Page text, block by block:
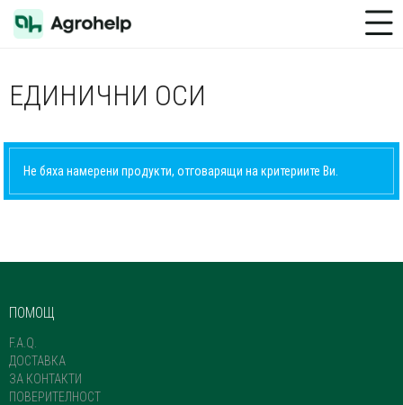
Toggle Menu
ЕДИНИЧНИ ОСИ
Не бяха намерени продукти, отговарящи на критериите Ви.
ПОМОЩ
F.A.Q.
ДОСТАВКА
ЗА КОНТАКТИ
ПОВЕРИТЕЛНОСТ